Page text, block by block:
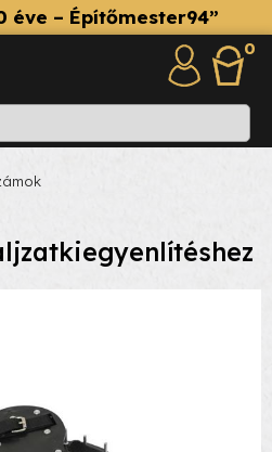
éve – Építőmester94”
0